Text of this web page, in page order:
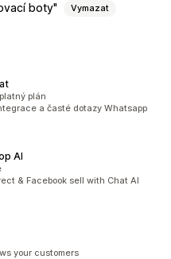
boty Vymazat
plán
a časté dotazy Whatsapp
AI
& Facebook sell with Chat AI
your customers